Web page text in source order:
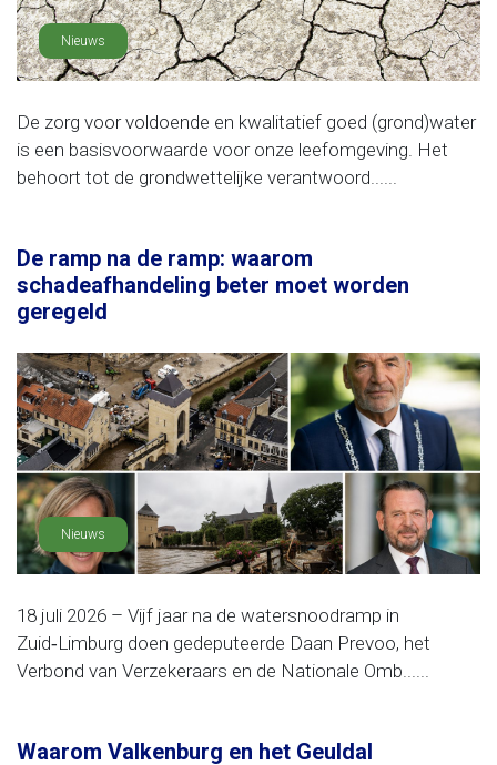
Nieuws
De zorg voor voldoende en kwalitatief goed (grond)water
is een basisvoorwaarde voor onze leefomgeving. Het
behoort tot de grondwettelijke verantwoord......
De ramp na de ramp: waarom
schadeafhandeling beter moet worden
geregeld
Nieuws
18 juli 2026 – Vijf jaar na de watersnoodramp in
Zuid‑Limburg doen gedeputeerde Daan Prevoo, het
Verbond van Verzekeraars en de Nationale Omb......
Waarom Valkenburg en het Geuldal